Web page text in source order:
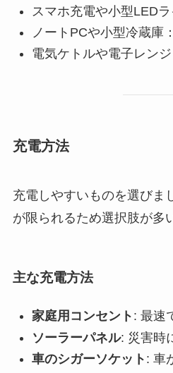
スマホ充電や小型LED
ノートPCや小型冷蔵庫
電気ケトルや電子レン
充電方法
充電しやすいものを選びま
が限られるため選択肢が多
主な充電方法
家庭用コンセント : 最速
ソーラーパネル: 災害時
車のシガーソケット : 車